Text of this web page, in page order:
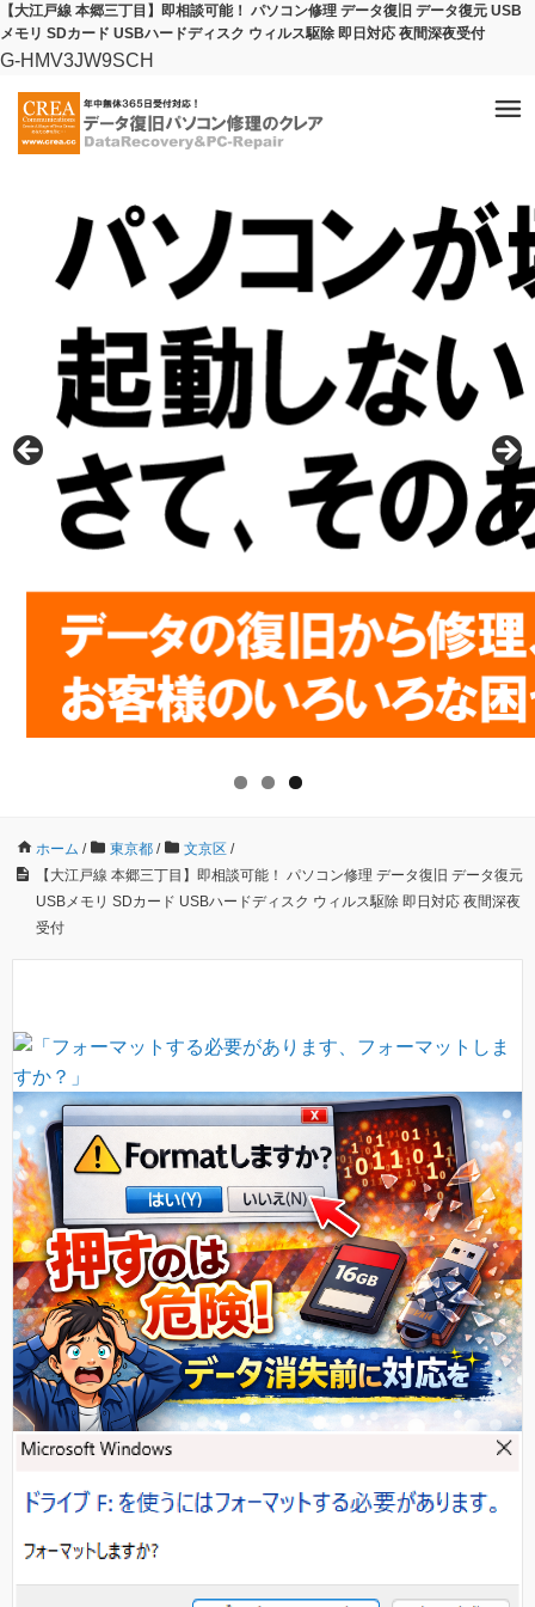
【大江戸線 本郷三丁目】即相談可能！ パソコン修理 データ復旧 データ復元 USB
メモリ SDカード USBハードディスク ウィルス駆除 即日対応 夜間深夜受付
G-HMV3JW9SCH
ホーム / 東京都 / 文京区 /
【大江戸線 本郷三丁目】即相談可能！ パソコン修理 データ復旧 データ復元
USBメモリ SDカード USBハードディスク ウィルス駆除 即日対応 夜間深夜
受付